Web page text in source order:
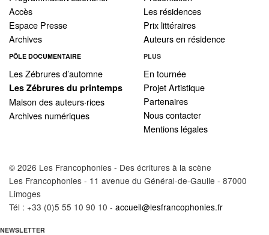
Accès
Espace Presse
Archives
Les résidences
Prix littéraires
Auteurs en résidence
PÔLE DOCUMENTAIRE
Les Zébrures d’automne
Les Zébrures du printemps
Maison des auteurs·rices
Archives numériques
PLUS
En tournée
Projet Artistique
Partenaires
Nous contacter
Mentions légales
© 2026 Les Francophonies - Des écritures à la scène
Les Francophonies - 11 avenue du Général-de-Gaulle - 87000
Limoges
Tél : +33 (0)5 55 10 90 10 - accueil@lesfrancophonies.fr
NEWSLETTER